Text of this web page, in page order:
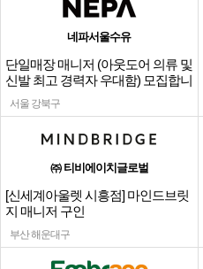
네파서울수유
단일매장 매니저 (아웃도어 의류 및
신발 최고 경력자 우대함) 모집합니
다.
서울 강북구
㈜ 티비에이치글로벌
[신세계아울렛 시흥점] 마인드브릿
지 매니저 구인
부산 해운대구